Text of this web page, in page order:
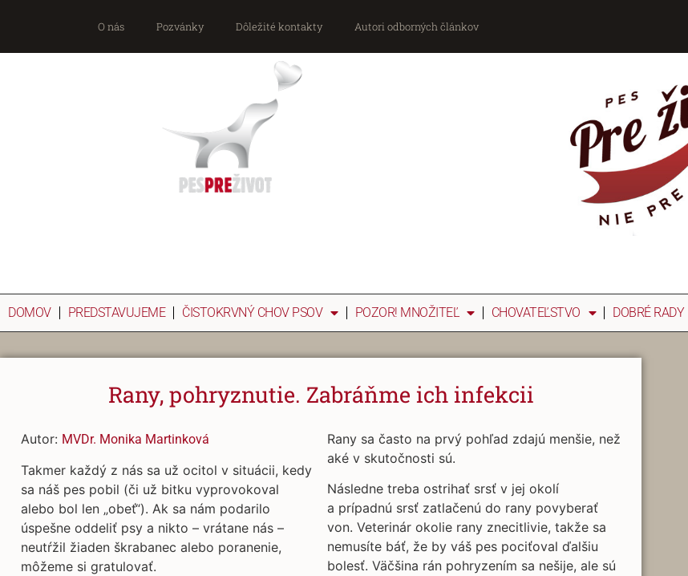
O nás Pozvánky Dôležité kontakty Autori odborných článkov
DOMOV PREDSTAVUJEME ČISTOKRVNÝ CHOV PSOV POZOR! MNOŽITEĽ CHOVATEĽSTVO DOBRÉ RADY
Rany, pohryznutie. Zabráňme ich infekcii
Autor: MVDr. Monika Martinková
Takmer každý z nás sa už ocitol v situácii, kedy
sa náš pes pobil (či už bitku vyprovokoval
alebo bol len „obeť“). Ak sa nám podarilo
úspešne oddeliť psy a nikto – vrátane nás –
neutŕžil žiaden škrabanec alebo poranenie,
môžeme si gratulovať.
Rany sa často na prvý pohľad zdajú menšie, než
aké v skutočnosti sú.
Následne treba ostrihať srsť v jej okolí
a prípadnú srsť zatlačenú do rany povyberať
von. Veterinár okolie rany znecitlivie, takže sa
nemusíte báť, že by váš pes pociťoval ďalšiu
bolesť. Väčšina rán pohryzením sa nešije, ale sú